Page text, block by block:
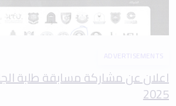
ADVERTISEMENTS
اعلان عن مشاركة مسابقة طلبة
2025